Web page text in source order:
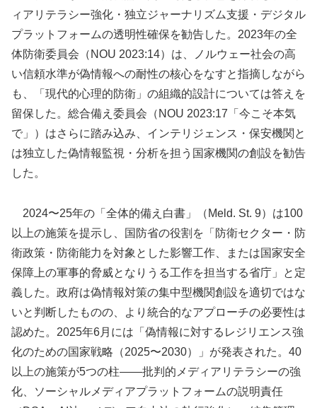
ィアリテラシー強化・独立ジャーナリズム支援・デジタル
プラットフォームの透明性確保を勧告した。2023年の全
体防衛委員会（NOU 2023:14）は、ノルウェー社会の高
い信頼水準が偽情報への耐性の核心をなすと指摘しながら
も、「現代的心理的防衛」の組織的設計については答えを
留保した。総合備え委員会（NOU 2023:17「今こそ本気
で」）はさらに踏み込み、インテリジェンス・保安機関と
は独立した偽情報監視・分析を担う国家機関の創設を勧告
した。
2024〜25年の「全体的備え白書」（Meld. St. 9）は100
以上の施策を提示し、国防省の役割を「防衛セクター・防
衛政策・防衛能力を対象とした影響工作、または国家安全
保障上の軍事的脅威となりうる工作を担当する省庁」と定
義した。政府は偽情報対策の集中型機関創設を適切ではな
いと判断したものの、より統合的なアプローチの必要性は
認めた。2025年6月には「偽情報に対するレジリエンス強
化のための国家戦略（2025〜2030）」が発表された。40
以上の施策が5つの柱——批判的メディアリテラシーの強
化、ソーシャルメディアプラットフォームの説明責任